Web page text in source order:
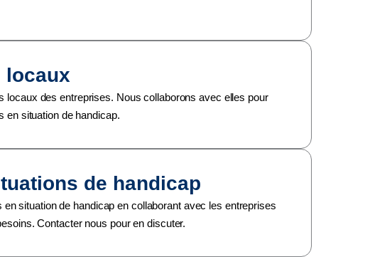
locaux
locaux des entreprises. Nous collaborons avec elles pour
en situation de handicap.
de handicap
situation de handicap en collaborant avec les entreprises
Contacter nous pour en discuter.